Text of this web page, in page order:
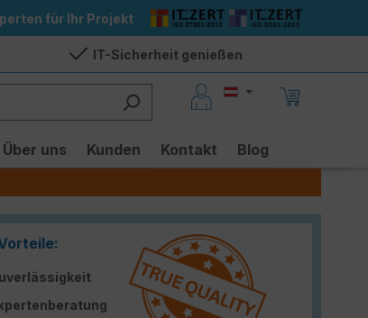
für Ihr Projekt
IT-Sicherheit genießen
Über uns Kunden Kontakt Blog